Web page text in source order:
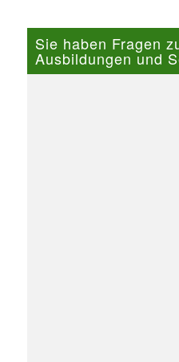
Sie haben Fragen
Ausbildungen und